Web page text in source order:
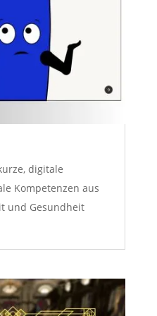
digitale
Kompetenzen aus
und Gesundheit